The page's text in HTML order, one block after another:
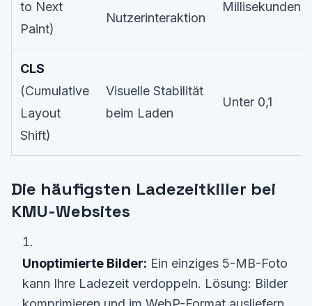
to Next
Paint)
Nutzerinteraktion
Millisekunden
CLS
(Cumulative
Layout
Shift)
Visuelle Stabilität
beim Laden
Unter 0,1
Die häufigsten Ladezeitkiller bei
KMU-Websites
Unoptimierte Bilder: Ein einziges 5-MB-Foto
kann Ihre Ladezeit verdoppeln. Lösung: Bilder